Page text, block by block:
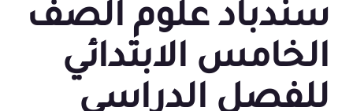
سندباد علوم الصف
الخامس الابتدائي
للفصل الدراسي